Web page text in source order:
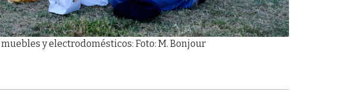
y electrodomésticos: Foto: M. Bonjour